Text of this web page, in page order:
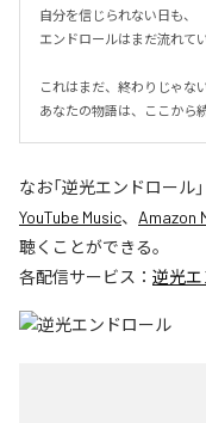
自分を信じられない日も、
エンドロールはまだ流れて
これはまだ、終わりじゃない
あなたの物語は、ここから
なお「逆光エンドロール
YouTube Music、 Amazon
聴くことができる。
各配信サービス： 逆光